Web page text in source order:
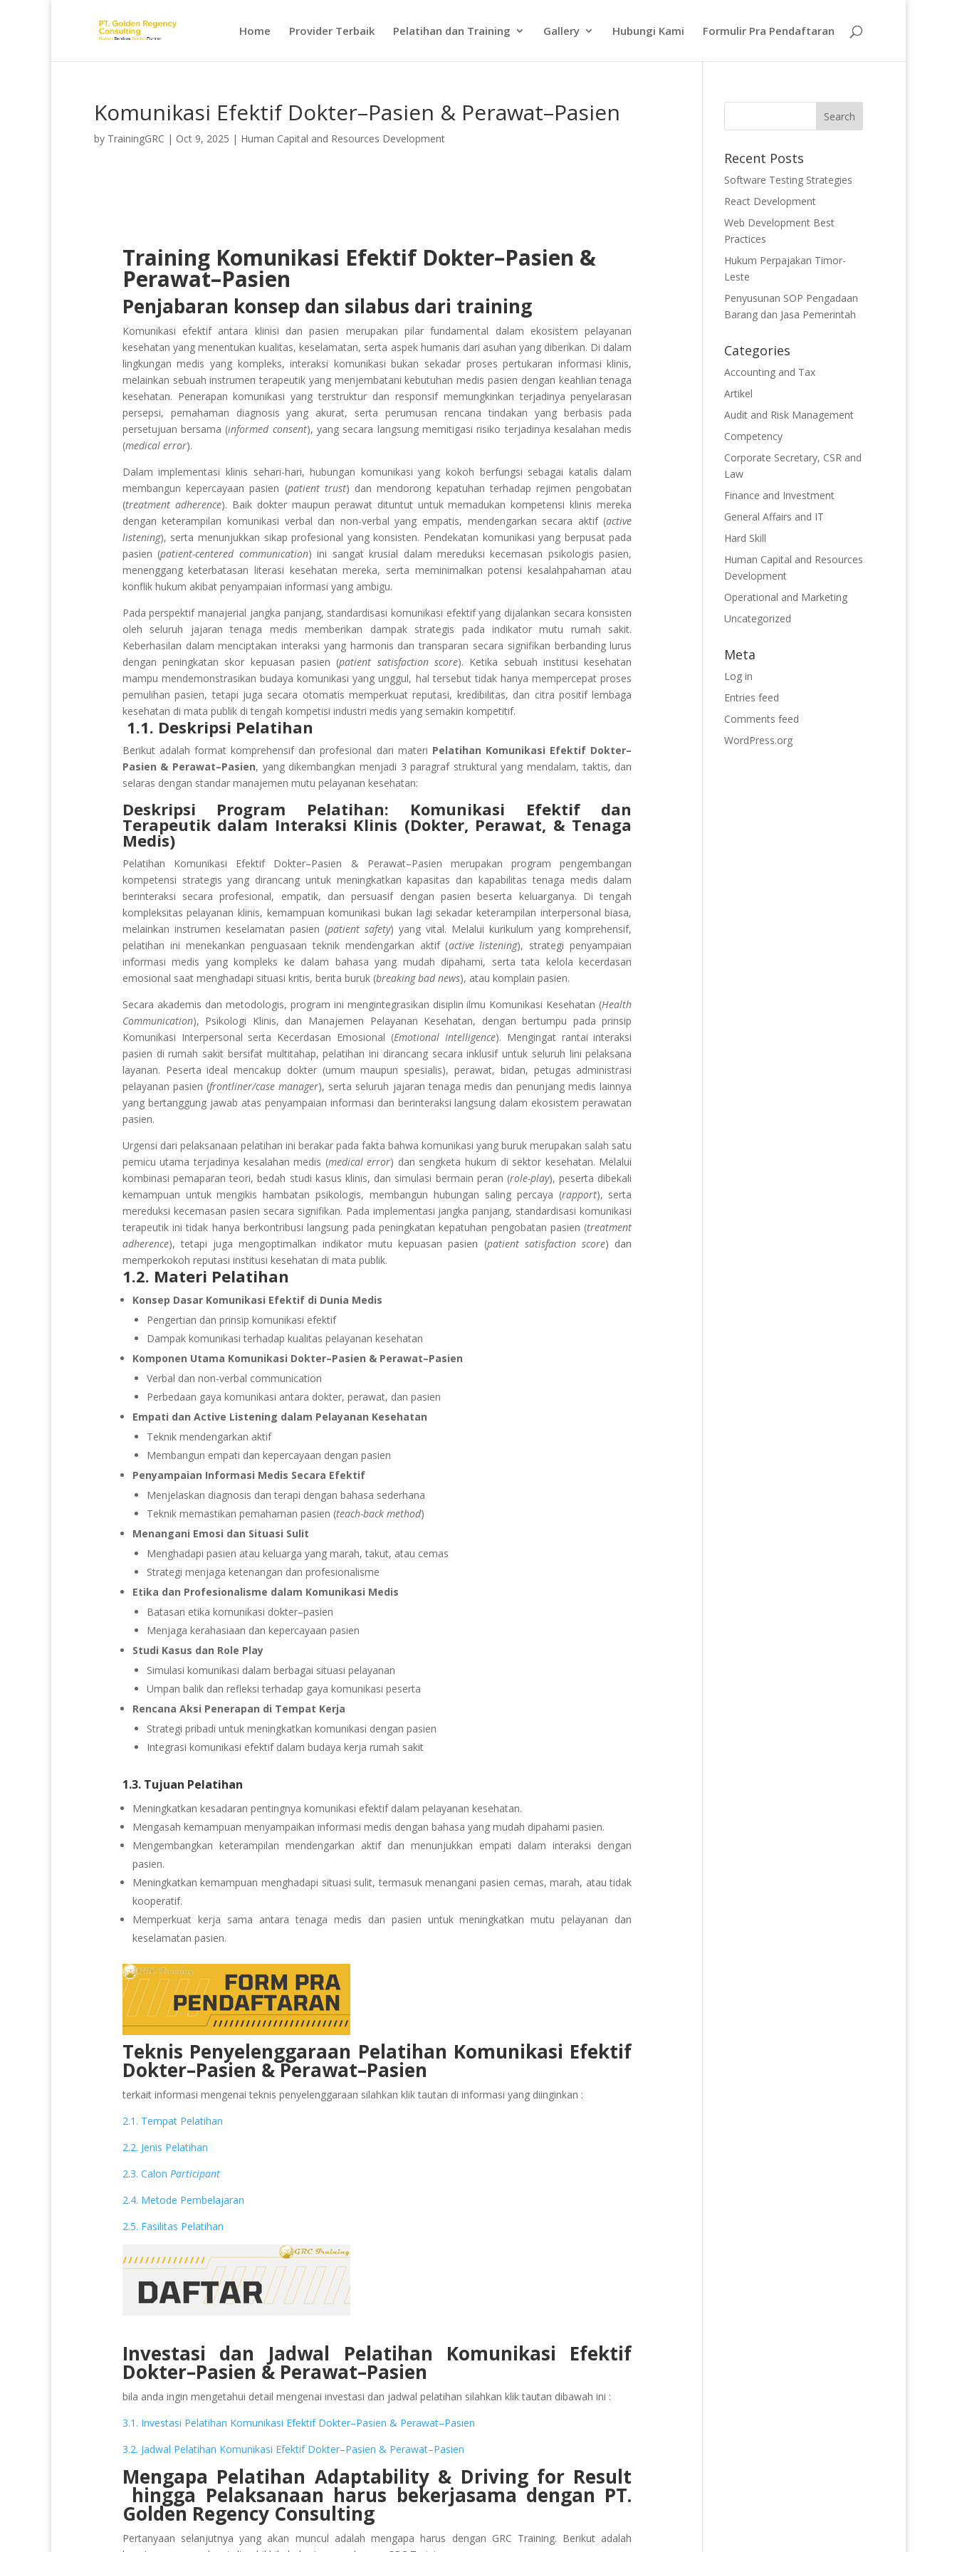
Home Provider Terbaik Pelatihan dan Training Gallery Hubungi Kami Formulir Pra Pendaftaran
Komunikasi Efektif Dokter–Pasien & Perawat–Pasien
by TrainingGRC | Oct 9, 2025 | Human Capital and Resources Development
Training Komunikasi Efektif Dokter–Pasien &
Perawat–Pasien
Penjabaran konsep dan silabus dari training
Komunikasi efektif antara klinisi dan pasien merupakan pilar fundamental dalam ekosistem pelayanan
kesehatan yang menentukan kualitas, keselamatan, serta aspek humanis dari asuhan yang diberikan. Di dalam
lingkungan medis yang kompleks, interaksi komunikasi bukan sekadar proses pertukaran informasi klinis,
melainkan sebuah instrumen terapeutik yang menjembatani kebutuhan medis pasien dengan keahlian tenaga
kesehatan. Penerapan komunikasi yang terstruktur dan responsif memungkinkan terjadinya penyelarasan
persepsi, pemahaman diagnosis yang akurat, serta perumusan rencana tindakan yang berbasis pada
persetujuan bersama (informed consent), yang secara langsung memitigasi risiko terjadinya kesalahan medis
(medical error).
Dalam implementasi klinis sehari-hari, hubungan komunikasi yang kokoh berfungsi sebagai katalis dalam
membangun kepercayaan pasien (patient trust) dan mendorong kepatuhan terhadap rejimen pengobatan
(treatment adherence). Baik dokter maupun perawat dituntut untuk memadukan kompetensi klinis mereka
dengan keterampilan komunikasi verbal dan non-verbal yang empatis, mendengarkan secara aktif (active
listening), serta menunjukkan sikap profesional yang konsisten. Pendekatan komunikasi yang berpusat pada
pasien (patient-centered communication) ini sangat krusial dalam mereduksi kecemasan psikologis pasien,
menenggang keterbatasan literasi kesehatan mereka, serta meminimalkan potensi kesalahpahaman atau
konflik hukum akibat penyampaian informasi yang ambigu.
Pada perspektif manajerial jangka panjang, standardisasi komunikasi efektif yang dijalankan secara konsisten
oleh seluruh jajaran tenaga medis memberikan dampak strategis pada indikator mutu rumah sakit.
Keberhasilan dalam menciptakan interaksi yang harmonis dan transparan secara signifikan berbanding lurus
dengan peningkatan skor kepuasan pasien (patient satisfaction score). Ketika sebuah institusi kesehatan
mampu mendemonstrasikan budaya komunikasi yang unggul, hal tersebut tidak hanya mempercepat proses
pemulihan pasien, tetapi juga secara otomatis memperkuat reputasi, kredibilitas, dan citra positif lembaga
kesehatan di mata publik di tengah kompetisi industri medis yang semakin kompetitif.
1.1. Deskripsi Pelatihan
Berikut adalah format komprehensif dan profesional dari materi Pelatihan Komunikasi Efektif Dokter–
Pasien & Perawat–Pasien, yang dikembangkan menjadi 3 paragraf struktural yang mendalam, taktis, dan
selaras dengan standar manajemen mutu pelayanan kesehatan:
Deskripsi Program Pelatihan: Komunikasi Efektif dan
Terapeutik dalam Interaksi Klinis (Dokter, Perawat, & Tenaga
Medis)
Pelatihan Komunikasi Efektif Dokter–Pasien & Perawat–Pasien merupakan program pengembangan
kompetensi strategis yang dirancang untuk meningkatkan kapasitas dan kapabilitas tenaga medis dalam
berinteraksi secara profesional, empatik, dan persuasif dengan pasien beserta keluarganya. Di tengah
kompleksitas pelayanan klinis, kemampuan komunikasi bukan lagi sekadar keterampilan interpersonal biasa,
melainkan instrumen keselamatan pasien (patient safety) yang vital. Melalui kurikulum yang komprehensif,
pelatihan ini menekankan penguasaan teknik mendengarkan aktif (active listening), strategi penyampaian
informasi medis yang kompleks ke dalam bahasa yang mudah dipahami, serta tata kelola kecerdasan
emosional saat menghadapi situasi kritis, berita buruk (breaking bad news), atau komplain pasien.
Secara akademis dan metodologis, program ini mengintegrasikan disiplin ilmu Komunikasi Kesehatan (Health
Communication), Psikologi Klinis, dan Manajemen Pelayanan Kesehatan, dengan bertumpu pada prinsip
Komunikasi Interpersonal serta Kecerdasan Emosional (Emotional Intelligence). Mengingat rantai interaksi
pasien di rumah sakit bersifat multitahap, pelatihan ini dirancang secara inklusif untuk seluruh lini pelaksana
layanan. Peserta ideal mencakup dokter (umum maupun spesialis), perawat, bidan, petugas administrasi
pelayanan pasien (frontliner/case manager), serta seluruh jajaran tenaga medis dan penunjang medis lainnya
yang bertanggung jawab atas penyampaian informasi dan berinteraksi langsung dalam ekosistem perawatan
pasien.
Urgensi dari pelaksanaan pelatihan ini berakar pada fakta bahwa komunikasi yang buruk merupakan salah satu
pemicu utama terjadinya kesalahan medis (medical error) dan sengketa hukum di sektor kesehatan. Melalui
kombinasi pemaparan teori, bedah studi kasus klinis, dan simulasi bermain peran (role-play), peserta dibekali
kemampuan untuk mengikis hambatan psikologis, membangun hubungan saling percaya (rapport), serta
mereduksi kecemasan pasien secara signifikan. Pada implementasi jangka panjang, standardisasi komunikasi
terapeutik ini tidak hanya berkontribusi langsung pada peningkatan kepatuhan pengobatan pasien (treatment
adherence), tetapi juga mengoptimalkan indikator mutu kepuasan pasien (patient satisfaction score) dan
memperkokoh reputasi institusi kesehatan di mata publik.
1.2. Materi Pelatihan
Konsep Dasar Komunikasi Efektif di Dunia Medis
Pengertian dan prinsip komunikasi efektif
Dampak komunikasi terhadap kualitas pelayanan kesehatan
Komponen Utama Komunikasi Dokter–Pasien & Perawat–Pasien
Verbal dan non-verbal communication
Perbedaan gaya komunikasi antara dokter, perawat, dan pasien
Empati dan Active Listening dalam Pelayanan Kesehatan
Teknik mendengarkan aktif
Membangun empati dan kepercayaan dengan pasien
Penyampaian Informasi Medis Secara Efektif
Menjelaskan diagnosis dan terapi dengan bahasa sederhana
Teknik memastikan pemahaman pasien (teach-back method)
Menangani Emosi dan Situasi Sulit
Menghadapi pasien atau keluarga yang marah, takut, atau cemas
Strategi menjaga ketenangan dan profesionalisme
Etika dan Profesionalisme dalam Komunikasi Medis
Batasan etika komunikasi dokter–pasien
Menjaga kerahasiaan dan kepercayaan pasien
Studi Kasus dan Role Play
Simulasi komunikasi dalam berbagai situasi pelayanan
Umpan balik dan refleksi terhadap gaya komunikasi peserta
Rencana Aksi Penerapan di Tempat Kerja
Strategi pribadi untuk meningkatkan komunikasi dengan pasien
Integrasi komunikasi efektif dalam budaya kerja rumah sakit
1.3. Tujuan Pelatihan
Meningkatkan kesadaran pentingnya komunikasi efektif dalam pelayanan kesehatan.
Mengasah kemampuan menyampaikan informasi medis dengan bahasa yang mudah dipahami pasien.
Mengembangkan keterampilan mendengarkan aktif dan menunjukkan empati dalam interaksi dengan
pasien.
Meningkatkan kemampuan menghadapi situasi sulit, termasuk menangani pasien cemas, marah, atau tidak
kooperatif.
Memperkuat kerja sama antara tenaga medis dan pasien untuk meningkatkan mutu pelayanan dan
keselamatan pasien.
Teknis Penyelenggaraan Pelatihan Komunikasi Efektif
Dokter–Pasien & Perawat–Pasien
terkait informasi mengenai teknis penyelenggaraan silahkan klik tautan di informasi yang diinginkan :
2.1. Tempat Pelatihan
2.2. Jenis Pelatihan
2.3. Calon Participant
2.4. Metode Pembelajaran
2.5. Fasilitas Pelatihan
Investasi dan Jadwal Pelatihan Komunikasi Efektif
Dokter–Pasien & Perawat–Pasien
bila anda ingin mengetahui detail mengenai investasi dan jadwal pelatihan silahkan klik tautan dibawah ini :
3.1. Investasi Pelatihan Komunikasi Efektif Dokter–Pasien & Perawat–Pasien
3.2. Jadwal Pelatihan Komunikasi Efektif Dokter–Pasien & Perawat–Pasien
Mengapa Pelatihan Adaptability & Driving for Result
hingga Pelaksanaan harus bekerjasama dengan PT.
Golden Regency Consulting
Pertanyaan selanjutnya yang akan muncul adalah mengapa harus dengan GRC Training. Berikut adalah
Recent Posts
Software Testing Strategies
React Development
Web Development Best
Practices
Hukum Perpajakan Timor-
Leste
Penyusunan SOP Pengadaan
Barang dan Jasa Pemerintah
Categories
Accounting and Tax
Artikel
Audit and Risk Management
Competency
Corporate Secretary, CSR and
Law
Finance and Investment
General Affairs and IT
Hard Skill
Human Capital and Resources
Development
Operational and Marketing
Uncategorized
Meta
Log in
Entries feed
Comments feed
WordPress.org